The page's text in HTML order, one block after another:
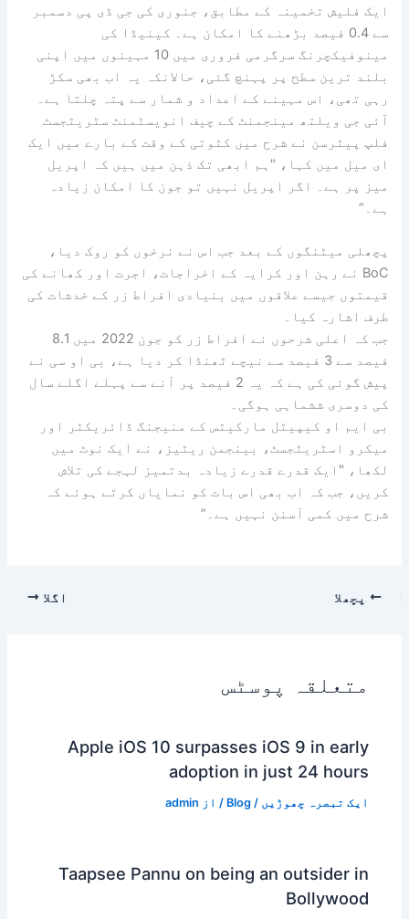
ایک فلیش تخمینہ کے مطابق، جنوری کی جی ڈی پی دسمبر
سے 0.4 فیصد بڑھنے کا امکان ہے۔ کینیڈا کی
مینوفیکچرنگ سرگرمی فروری میں 10 مہینوں میں اپنی
بلند ترین سطح پر پہنچ گئی، حالانکہ یہ اب بھی سکڑ
رہی تھی، اس مہینے کے اعداد و شمار سے پتہ چلتا ہے۔
آئی جی ویلتھ مینجمنٹ کے چیف انویسٹمنٹ سٹریٹجسٹ
فلپ پیٹرسن نے شرح میں کٹوتی کے وقت کے بارے میں ایک
ای میل میں کہا، "ہم ابھی تک ذہن میں ہیں کہ اپریل
میز پر ہے۔ اگر اپریل نہیں تو جون کا امکان زیادہ
ہے۔”
پچھلی میٹنگوں کے بعد جب اس نے نرخوں کو روک دیا،
BoC نے رہن اور کرایہ کے اخراجات، اجرت اور کھانے کی
قیمتوں جیسے علاقوں میں بنیادی افراط زر کے خدشات کی
طرف اشارہ کیا۔
جب کہ اعلی شرحوں نے افراط زر کو جون 2022 میں 8.1
فیصد سے 3 فیصد سے نیچے ٹھنڈا کر دیا ہے، بی او سی نے
پیش گوئی کی ہے کہ یہ 2 فیصد پر آنے سے پہلے اگلے سال
کی دوسری ششماہی ہوگی۔
بی ایم او کیپیٹل مارکیٹس کے منیجنگ ڈائریکٹر اور
میکرو اسٹریٹجسٹ، بینجمن ریٹیز، نے ایک نوٹ میں
لکھا، "ایک قدرے قدرے زیادہ بدتمیز لہجے کی تلاش
کریں، جب کہ اب بھی اس بات کو نمایاں کرتے ہوئے کہ
شرح میں کمی آسنن نہیں ہے۔”
پچھلا اگلا
متعلقہ پوسٹس
Apple iOS 10 surpasses iOS 9 in early
adoption in just 24 hours
ایک تبصرہ چھوڑیں /
Blog / از admin
Taapsee Pannu on being an outsider in
Bollywood